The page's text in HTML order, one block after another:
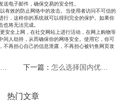
电子邮件，确保交易的安全性。
有效的防止网络中的攻击。当使用者访问不可信的
行，这样你的系统就可以得到完全的保护。如果你
也将无法完成。
安全上网，在社交网站上进行活动，在网上购物等
间人劫持，从而确保你的网络安全。使用它，你可
不再担心自己的信息泄露，不再担心被钓鱼网页攻
下一篇： 怎么选择国内优质HTTP代理IP
热门文章